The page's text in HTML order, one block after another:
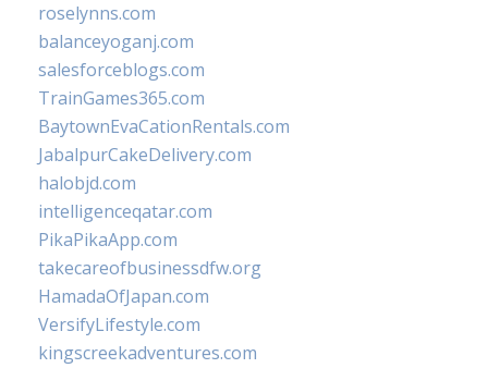
roselynns.com
balanceyoganj.com
salesforceblogs.com
TrainGames365.com
BaytownEvaCationRentals.com
JabalpurCakeDelivery.com
halobjd.com
intelligenceqatar.com
PikaPikaApp.com
takecareofbusinessdfw.org
HamadaOfJapan.com
VersifyLifestyle.com
kingscreekadventures.com